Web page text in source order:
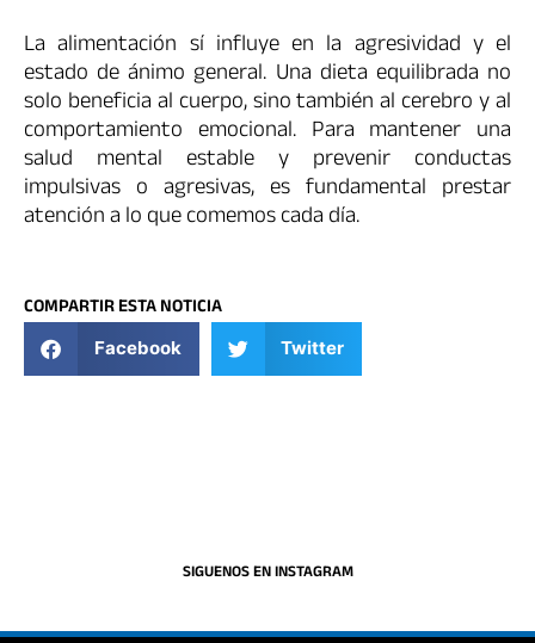
La alimentación sí influye en la agresividad y el
estado de ánimo general. Una dieta equilibrada no
solo beneficia al cuerpo, sino también al cerebro y al
comportamiento emocional. Para mantener una
salud mental estable y prevenir conductas
impulsivas o agresivas, es fundamental prestar
atención a lo que comemos cada día.
COMPARTIR ESTA NOTICIA
Facebook Twitter
SIGUENOS EN INSTAGRAM